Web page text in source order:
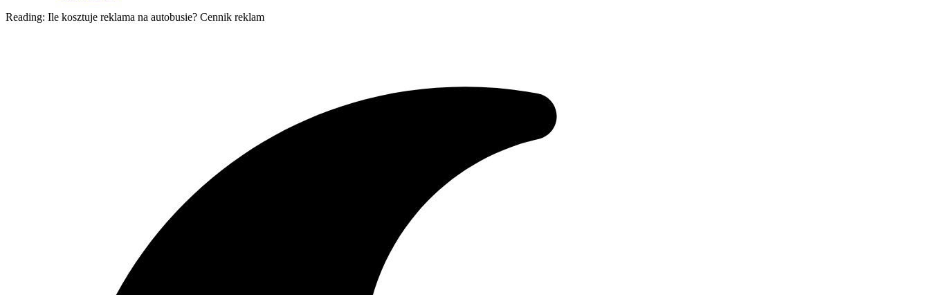
Reading: Ile kosztuje reklama na autobusie? Cennik reklam